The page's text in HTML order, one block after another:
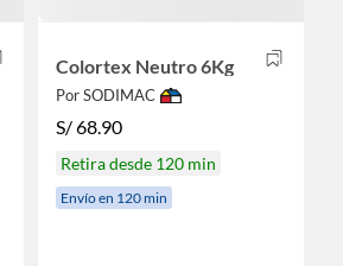
Colortex Neutro 6Kg
Por SODIMAC
S/68.90
Retira desde 120 min
Envío en 120 min